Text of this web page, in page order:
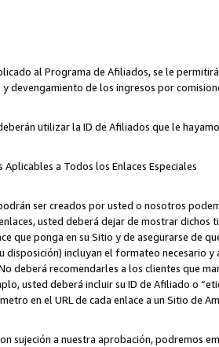
al Programa de Afiliados, se le
devengamiento de los ingresos por
utilizar la ID de Afiliados que le
Aplicables a Todos los Enlaces Especiales
ser creados por usted o nosotros
usted deberá dejar de mostrar dichos
que ponga en su Sitio y de asegurarse de
disposición) incluyan el formateo necesario
deberá recomendarles a los clientes que
usted deberá incluir su ID de Afiliado o
en el URL de cada enlace a un Sitio de
sujeción a nuestra aprobación, podremos